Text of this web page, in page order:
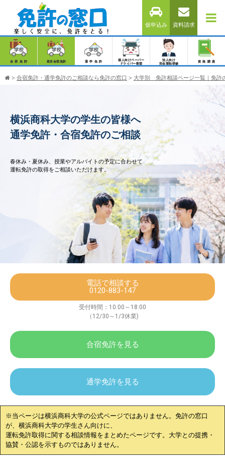
仮申込み 資料請求
合宿免許 東京合宿免許 通学免許
個人向けペーパー
ドライバー教習
法人向け
安全運転研修
資格講座
> 合宿免許・通学免許のご相談なら免許の窓口 > 大学別 免許相談ページ一覧｜免許
横浜商科大学の学生の皆様へ
通学免許・合宿免許のご相談
春休み・夏休み、授業やアルバイトの予定に合わせて
運転免許の取得をご相談いただけます。
電話で相談する
0120-883-147
受付時間：10:00～18:00
（12/30～1/3休業)
合宿免許を見る
通学免許を見る
※当ページは横浜商科大学の公式ページではありません。免許の窓口
が、 横浜商科大学の学生さん向けに、
運転免許取得に関する相談情報をまとめたページです。大学との提携・
協賛・公認を示すものではありません。